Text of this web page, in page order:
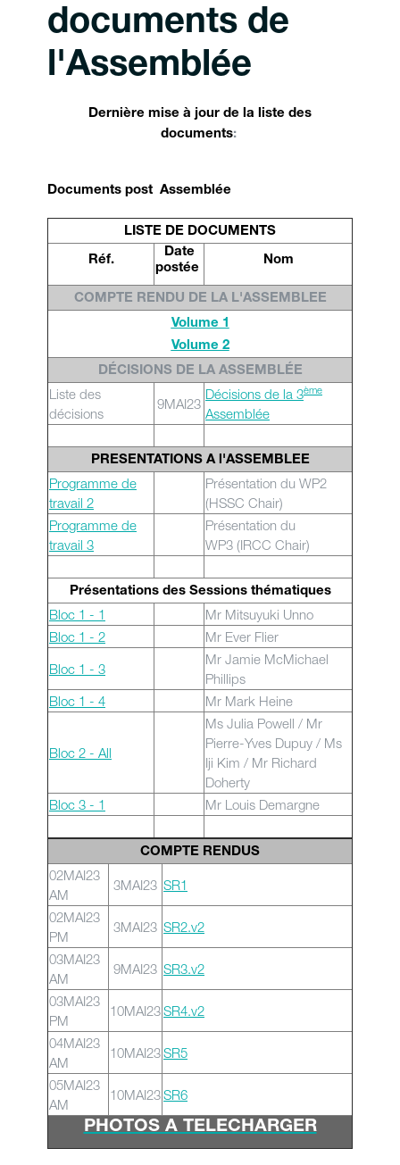
documents de
l'Assemblée
Dernière mise à jour de la liste des
documents:
Documents post Assemblée
LISTE DE DOCUMENTS
Réf.
Date
postée
Nom
COMPTE RENDU DE LA L'ASSEMBLEE
Volume 1
Volume 2
DÉCISIONS DE LA ASSEMBLÉE
Liste des
décisions
9MAI23
Décisions de la 3ème
Assemblée
PRESENTATIONS A l'ASSEMBLEE
Programme de
travail 2
Présentation du WP2
(HSSC Chair)
Programme de
travail 3
Présentation du
WP3 (IRCC Chair)
Présentations des Sessions thématiques
Bloc 1 - 1
Mr Mitsuyuki Unno
Bloc 1 - 2
Mr Ever Flier
Bloc 1 - 3
Mr Jamie McMichael
Phillips
Bloc 1 - 4
Mr Mark Heine
Bloc 2 - All
Ms Julia Powell / Mr
Pierre-Yves Dupuy / Ms
Iji Kim / Mr Richard
Doherty
Bloc 3 - 1
Mr Louis Demargne
COMPTE RENDUS
02MAI23
AM
3MAI23 SR1
02MAI23
PM
3MAI23 SR2.v2
03MAI23
AM
9MAI23 SR3.v2
03MAI23
PM
10MAI23SR4.v2
04MAI23
AM
10MAI23SR5
05MAI23
AM
10MAI23SR6
PHOTOS A TELECHARGER